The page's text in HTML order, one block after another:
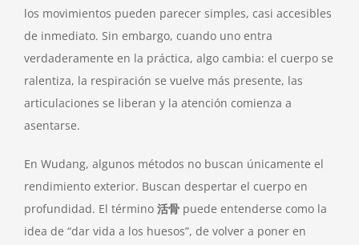
los movimientos pueden parecer simples, casi accesibles
de inmediato. Sin embargo, cuando uno entra
verdaderamente en la práctica, algo cambia: el cuerpo se
ralentiza, la respiración se vuelve más presente, las
articulaciones se liberan y la atención comienza a
asentarse.
En Wudang, algunos métodos no buscan únicamente el
rendimiento exterior. Buscan despertar el cuerpo en
profundidad. El término 活骨puede entenderse como la
idea de “dar vida a los huesos”, de volver a poner en